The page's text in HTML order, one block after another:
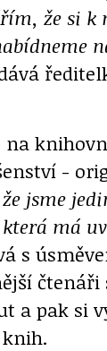
že si k
na
-
jsme
která má
s
čtenáři
a pak si
knih.